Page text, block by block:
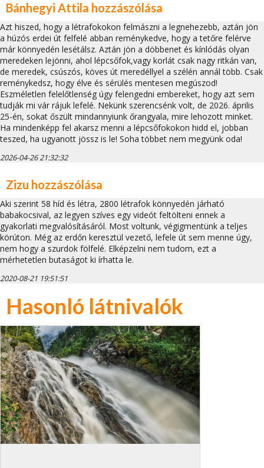
Bánhegyi Attila hozzászólása
Azt hiszed, hogy a létrafokokon felmászni a legnehezebb, aztán jön
a húzós erdei út felfelé abban reménykedve, hogy a tetőre felérve
már könnyedén lesétálsz. Aztán jön a döbbenet és kínlódás olyan
meredeken lejönni, ahol lépcsőfok,vagy korlát csak nagy ritkán van,
de meredek, csúszós, köves út meredéllyel a szélén annál több. Csak
reménykedsz, hogy élve és sérülés mentesen megúszod!
Eszméletlen felelőtlenség úgy felengedni embereket, hogy azt sem
tudják mi vár rájuk lefelé. Nekünk szerencsénk volt, de 2026. április
25-én, sokat őszült mindannyiunk őrangyala, mire lehozott minket.
Ha mindenképp fel akarsz menni a lépcsőfokokon hidd el, jobban
teszed, ha ugyanott jössz is le! Soha többet nem megyünk oda!
2026-04-26 21:32:32
Zizu hozzászólása
Aki szerint 58 híd és létra, 2800 létrafok könnyedén járható
babakocsival, az legyen szíves egy videót feltölteni ennek a
gyakorlati megvalósításáról. Most voltunk, végigmentünk a teljes
körúton. Még az erdőn keresztül vezető, lefele út sem menne úgy,
nem hogy a szurdok fölfelé. Elképzelni nem tudom, ezt a
mérhetetlen butaságot ki írhatta le.
2020-08-21 19:51:51
Hasonló látnivalók